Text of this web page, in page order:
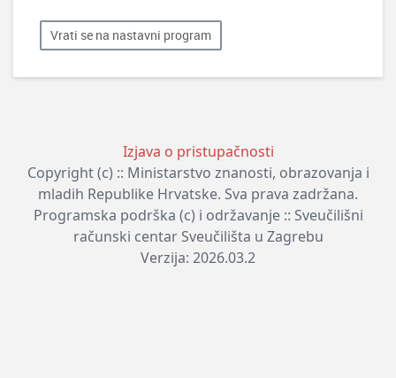
Vrati se na nastavni program
Izjava o pristupačnosti
Copyright (c) :: Ministarstvo znanosti, obrazovanja i
mladih Republike Hrvatske. Sva prava zadržana.
Programska podrška (c) i održavanje :: Sveučilišni
računski centar Sveučilišta u Zagrebu
Verzija: 2026.03.2